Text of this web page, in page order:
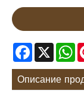
Facebook
X
Описание